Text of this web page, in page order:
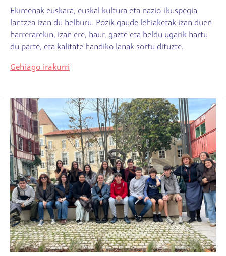
Ekimenak euskara, euskal kultura eta nazio-ikuspegia
lantzea izan du helburu. Pozik gaude lehiaketak izan duen
harrerarekin, izan ere, haur, gazte eta heldu ugarik hartu
du parte, eta kalitate handiko lanak sortu dituzte.
Gehiago irakurri
Irudia